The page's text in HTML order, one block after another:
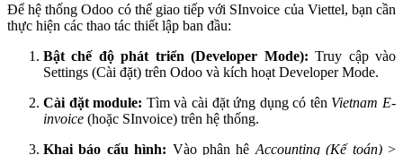
Để hệ thống Odoo có thể giao tiếp với SInvoice của Viettel, bạn cần
thực hiện các thao tác thiết lập ban đầu:
Bật chế độ phát triển (Developer Mode): Truy cập vào
Settings (Cài đặt) trên Odoo và kích hoạt Developer Mode.
Cài đặt module: Tìm và cài đặt ứng dụng có tên Vietnam E-
invoice (hoặc SInvoice) trên hệ thống.
Khai báo cấu hình: Vào phân hệ Accounting (Kế toán)>